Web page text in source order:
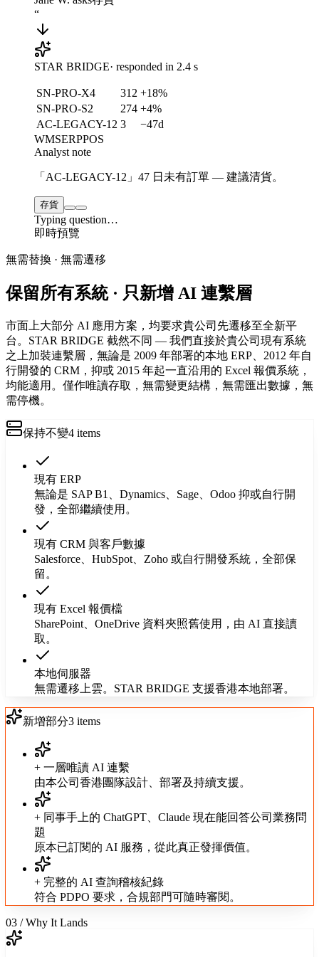
“
STAR BRIDGE· responded in 2.4 s
SN-PRO-X4 312 +18%
SN-PRO-S2
274 +4%
AC-LEGACY-12 3
−47d
WMSERPPOS
Analyst note
「AC-LEGACY-12」47 日未有訂單 — 建議清貨。
存貨
Typing question…
即時預覽
無需替換 · 無需遷移
保留所有系統 · 只新增 AI 連繫層
市面上大部分 AI 應用方案，均要求貴公司先遷移至全新平
台。STAR BRIDGE 截然不同 — 我們直接於貴公司現有系統
之上加裝連繫層，無論是 2009 年部署的本地 ERP、2012 年自
行開發的 CRM，抑或 2015 年起一直沿用的 Excel 報價系統，
均能適用。僅作唯讀存取，無需變更結構，無需匯出數據，無
需停機。
保持不變4 items
現有 ERP
無論是 SAP B1、Dynamics、Sage、Odoo 抑或自行開
發，全部繼續使用。
現有 CRM 與客戶數據
Salesforce、HubSpot、Zoho 或自行開發系統，全部保
留。
現有 Excel 報價檔
SharePoint、OneDrive 資料夾照舊使用，由 AI 直接讀
取。
本地伺服器
無需遷移上雲。STAR BRIDGE 支援香港本地部署。
新增部分3 items
+ 一層唯讀 AI 連繫
由本公司香港團隊設計、部署及持續支援。
+ 同事手上的 ChatGPT、Claude 現在能回答公司業務問
題
原本已訂閱的 AI 服務，從此真正發揮價值。
+ 完整的 AI 查詢稽核紀錄
符合 PDPO 要求，合規部門可隨時審閱。
03 / Why It Lands